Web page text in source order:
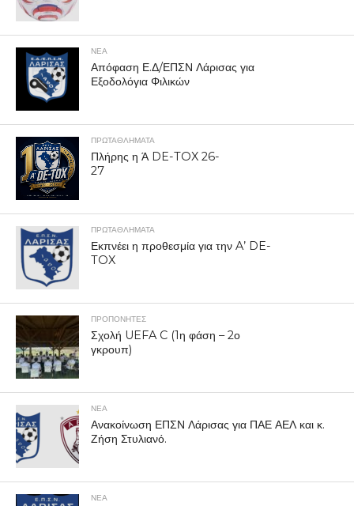
ΝΕΑ
Απόφαση Ε.Δ/ΕΠΣΝ Λάρισας για
Εξοδολόγια Φιλικών
ΠΡΩΤΑΘΛΉΜΑΤΑ
Πλήρης η Ά DE-TOX 26-
27
ΠΡΩΤΑΘΛΉΜΑΤΑ
Εκπνέει η προθεσμία για την A’ DE-
TOX
ΠΡΟΠΟΝΗΤΈΣ
Σχολή UEFA C (1η φάση – 2ο
γκρουπ)
ΝΕΑ
Ανακοίνωση ΕΠΣΝ Λάρισας για ΠΑΕ ΑΕΛ και κ.
Ζήση Στυλιανό.
ΝΕΑ